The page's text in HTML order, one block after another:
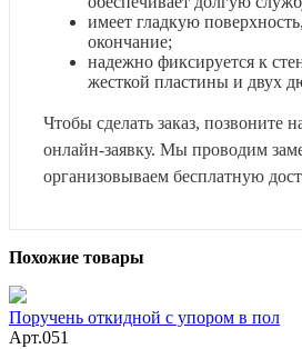
имеет гладкую
окончание;
надежно фиксируется к
жесткой пластины и двух
Чтобы сделать заказ, позвоните
онлайн-заявку. Мы проводим
организовываем бесплатную
Похожие товары
Поручень откидной c упором в пол
Арт.051